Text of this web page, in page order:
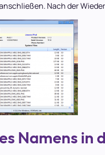
Nach der
Namens in